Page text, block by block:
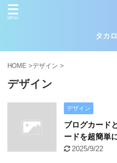
タカ
HOME >デザイン >
デザイン
デザイン
ブログカード
ードを超簡単
2025/9/22